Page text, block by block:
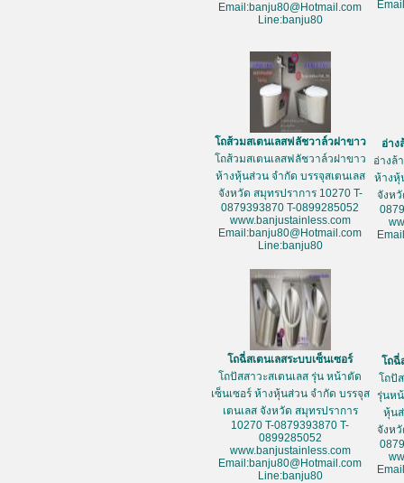
Email:banju80@Hotmail.com
Line:banju80
โถส้วมสเตนเลสฟลัชวาล์วฝาขาว
โถส้วมสเตนเลสฟลัชวาล์วฝาขาว
ห้างหุ้นส่วน จำกัด บรรจุสเตนเลส
จังหวัด สมุทรปราการ 10270 T-
0879393870 T-0899285052
www.banjustainless.com
Email:banju80@Hotmail.com
Line:banju80
อ่าง
อ่างล้
ห้างหุ้
จังห
โถฉี่สเตนเลสระบบเซ็นเซอร์
โถปัสสาวะสเตนเลส รุ่น หน้าตัด
เซ็นเซอร์ ห้างหุ้นส่วน จำกัด บรรจุส
เตนเลส จังหวัด สมุทรปราการ
10270 T-0879393870 T-
0899285052
www.banjustainless.com
Email:banju80@Hotmail.com
Line:banju80
โถฉี่
โถปั
รุ่นห
หุ้น
จังห